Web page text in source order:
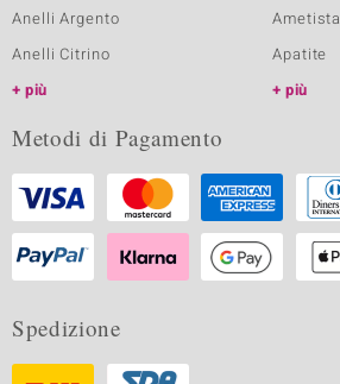
Anelli Argento
Anelli Citrino
più
Ametista
Apatite
più
Metodi di Pagamento
Spedizione